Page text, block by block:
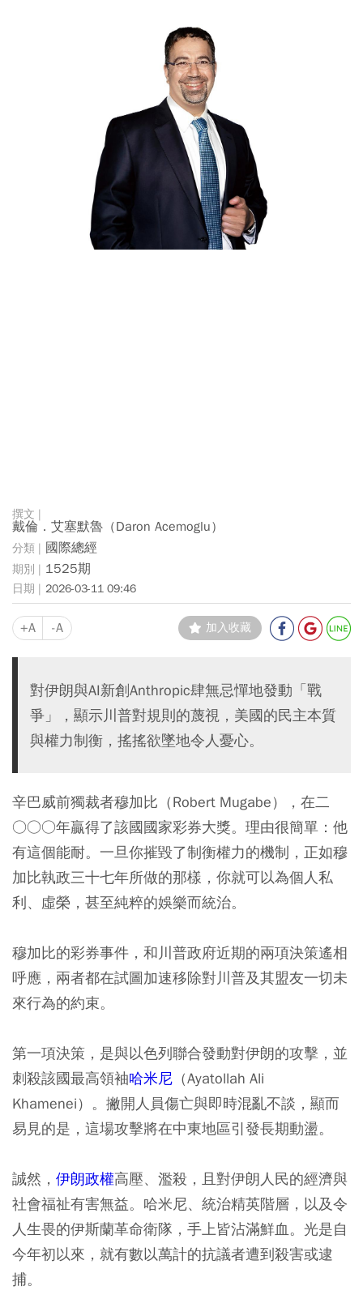
戴倫．艾塞默魯（Daron Acemoglu）
國際總經
1525期
2026-03-11 09:46
+A -A 加入收藏
對伊朗與AI新創Anthropic肆無忌憚地發動「戰
爭」，顯示川普對規則的蔑視，美國的民主本質
與權力制衡，搖搖欲墜地令人憂心。
辛巴威前獨裁者穆加比（Robert Mugabe），在二
○○○年贏得了該國國家彩券大獎。理由很簡單：他
有這個能耐。一旦你摧毀了制衡權力的機制，正如穆
加比執政三十七年所做的那樣，你就可以為個人私
利、虛榮，甚至純粹的娛樂而統治。
穆加比的彩券事件，和川普政府近期的兩項決策遙相
呼應，兩者都在試圖加速移除對川普及其盟友一切未
來行為的約束。
第一項決策，是與以色列聯合發動對伊朗的攻擊，並
刺殺該國最高領袖哈米尼 （Ayatollah Ali
Khamenei）。撇開人員傷亡與即時混亂不談，顯而
易見的是，這場攻擊將在中東地區引發長期動盪。
誠然， 伊朗政權高壓、濫殺，且對伊朗人民的經濟與
社會福祉有害無益。哈米尼、統治精英階層，以及令
人生畏的伊斯蘭革命衛隊，手上皆沾滿鮮血。光是自
今年初以來，就有數以萬計的抗議者遭到殺害或逮
捕。